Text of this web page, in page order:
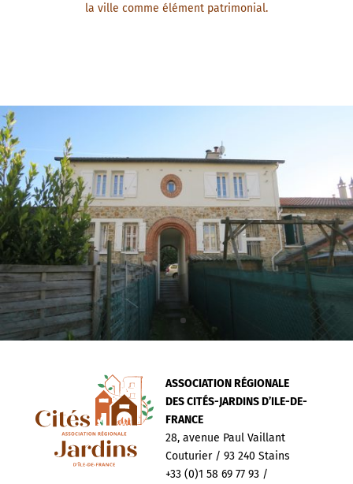
la ville comme élément patrimonial.
ASSOCIATION RÉGIONALE
DES CITÉS-JARDINS D’ILE-DE-
FRANCE
28, avenue Paul Vaillant
Couturier / 93 240 Stains
+33 (0)1 58 69 77 93 /